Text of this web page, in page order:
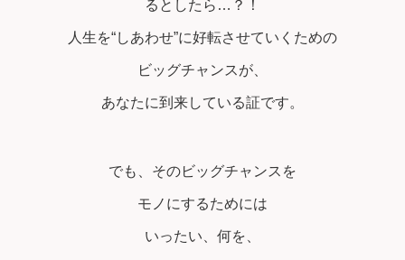
るとしたら…？！
人生を“しあわせ”に好転させていくための
ビッグチャンスが、
あなたに到来している証です。
でも、そのビッグチャンスを
モノにするためには
いったい、何を、